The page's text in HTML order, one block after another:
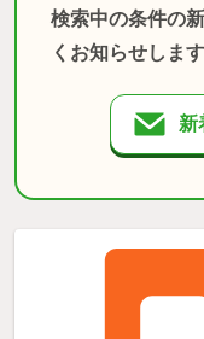
検索中の条件の
くお知らせします
新